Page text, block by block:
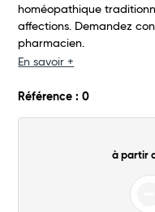
Total
homéopathique
affections. Demandez
pharmacien.
En savoir +
Référence : 0
à partir